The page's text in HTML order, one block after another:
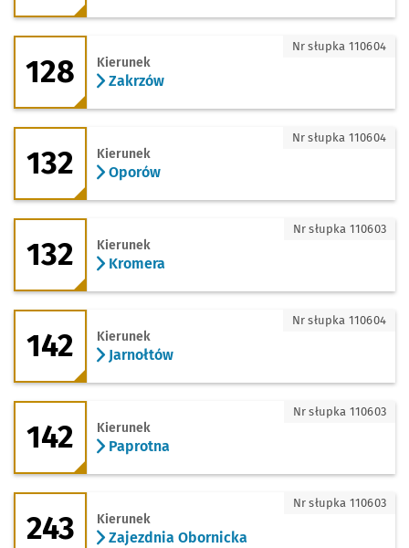
128 - kierunek Zakrzów
128 Kierunek
Zakrzów
Nr słupka 110604
132 - kierunek Oporów
132 Kierunek
Oporów
Nr słupka 110604
132 - kierunek Kromera
132 Kierunek
Kromera
Nr słupka 110603
142 - kierunek Jarnołtów
142 Kierunek
Jarnołtów
Nr słupka 110604
142 - kierunek Paprotna
142 Kierunek
Paprotna
Nr słupka 110603
243 - kierunek Zajezdnia Obornicka
243 Kierunek
Zajezdnia Obornicka
Nr słupka 110603